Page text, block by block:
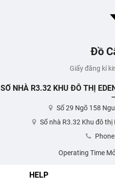
Đồ
Giấy đăng kí
SỐ NHÀ R3.32 KHU ĐÔ THỊ
Số 29 Ngõ 158
Số nhà R3.32 Khu đô thị
Operating Time
HELP